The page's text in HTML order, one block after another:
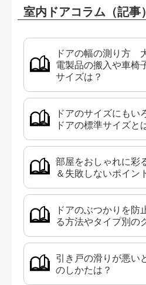
室内ドアコラム（記事）
ドアの幅の測り方
電製品の搬入や車椅
サイズは？
ドアのサイズにもい
ドアの標準サイズと
部屋をおしゃれに彩
＆失敗しないポイン
ドアのぶつかりを
る方法やタイプ別の
引き戸の滑りが悪い
のしかたは？